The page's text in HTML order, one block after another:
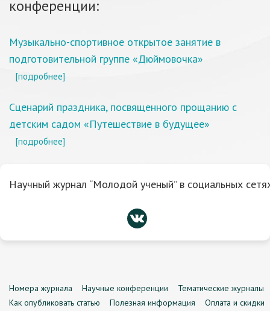
конференции:
Музыкально-спортивное открытое занятие в
подготовительной группе «Дюймовочка»
[подробнее]
Сценарий праздника, посвященного прощанию с
детским садом «Путешествие в будущее»
[подробнее]
Научный журнал “Молодой ученый” в социальных
Номера журнала Научные конференции
Тематические журналы
Как опубликовать статью
Полезная информация
Оплата и скидки